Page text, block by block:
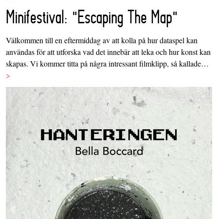
Minifestival: "Escaping The Map"
Välkommen till en eftermiddag av att kolla på hur dataspel kan
användas för att utforska vad det innebär att leka och hur konst kan
skapas. Vi kommer titta på några intressant filmklipp, så kallade…
>